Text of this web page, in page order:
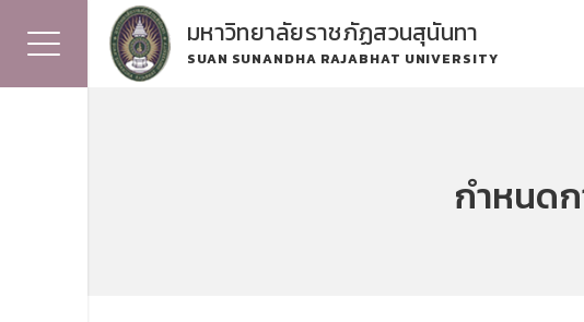
มหาวิทยาลัยราชภัฏสวนสุนันทา
SUAN SUNANDHA RAJABHAT UNIVERSITY
กำหนด